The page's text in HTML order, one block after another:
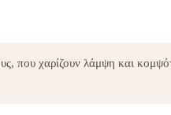
που χαρίζουν λάμψη και